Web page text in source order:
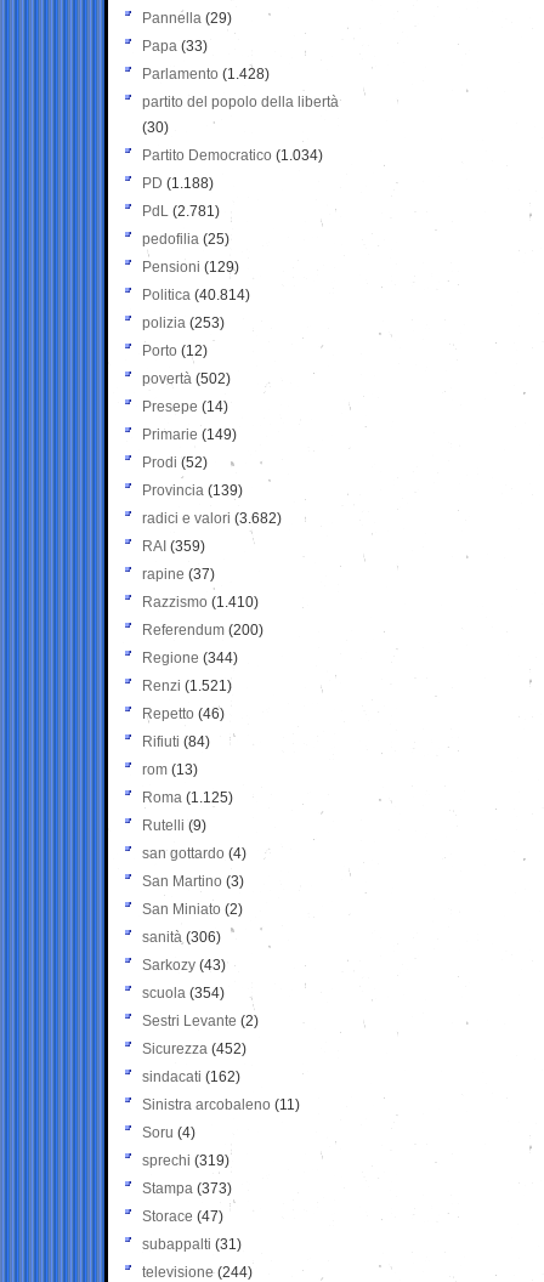
Pannella (29)
Papa (33)
Parlamento (1.428)
partito del popolo della libertà
(30)
Partito Democratico (1.034)
PD (1.188)
PdL (2.781)
pedofilia (25)
Pensioni (129)
Politica (40.814)
polizia (253)
Porto (12)
povertà (502)
Presepe (14)
Primarie (149)
Prodi (52)
Provincia (139)
radici e valori (3.682)
RAI (359)
rapine (37)
Razzismo (1.410)
Referendum (200)
Regione (344)
Renzi (1.521)
Repetto (46)
Rifiuti (84)
rom (13)
Roma (1.125)
Rutelli (9)
san gottardo (4)
San Martino (3)
San Miniato (2)
sanità (306)
Sarkozy (43)
scuola (354)
Sestri Levante (2)
Sicurezza (452)
sindacati (162)
Sinistra arcobaleno (11)
Soru (4)
sprechi (319)
Stampa (373)
Storace (47)
subappalti (31)
televisione(244)